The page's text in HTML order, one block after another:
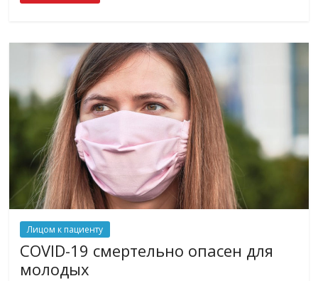
Лицом к пациенту
COVID-19 смертельно опасен для
молодых